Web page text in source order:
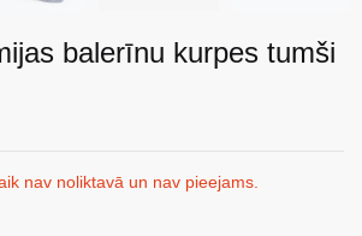
balerīnu kurpes tumši
nav noliktavā un nav pieejams.